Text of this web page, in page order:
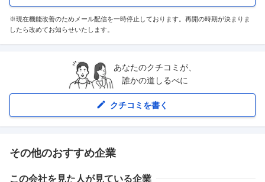
※現在機能改善のためメール配信を一時停止しております。再開の時期が決まりま
したら改めてお知らせいたします。
あなたのクチコミが、
誰かの道しるべに
クチコミを書く
その他のおすすめ企業
この会社を見た人が見ている企業